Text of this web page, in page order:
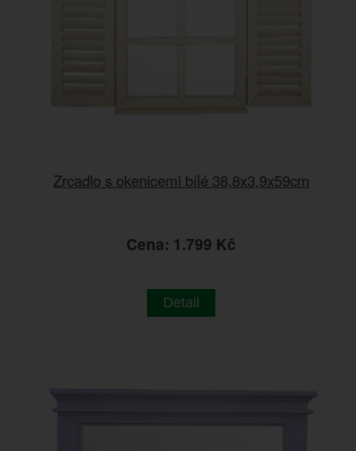
Zrcadlo s okenicemi bílé 38,8x3,9x59cm
Cena: 1.799 Kč
Detail